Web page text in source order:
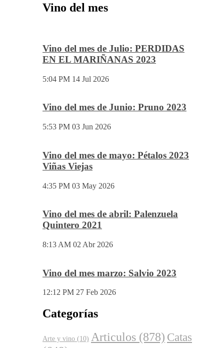
Vino del mes
Vino del mes de Julio: PERDIDAS
EN EL MARIÑANAS 2023
5:04 PM 14 Jul 2026
Vino del mes de Junio: Pruno 2023
5:53 PM 03 Jun 2026
Vino del mes de mayo: Pétalos 2023
Viñas Viejas
4:35 PM 03 May 2026
Vino del mes de abril: Palenzuela
Quintero 2021
8:13 AM 02 Abr 2026
Vino del mes marzo: Salvio 2023
12:12 PM 27 Feb 2026
Categorías
Arte y vino (10) Articulos (878) Catas